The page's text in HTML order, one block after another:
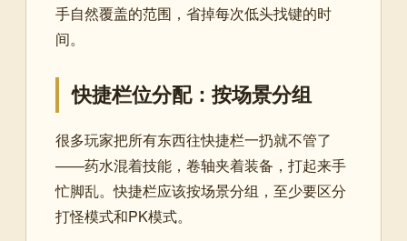
手自然覆盖的范围，省掉每次低头找键的时
间。
快捷栏位分配：按场景分组
很多玩家把所有东西往快捷栏一扔就不管了
——药水混着技能，卷轴夹着装备，打起来手
忙脚乱。快捷栏应该按场景分组，至少要区分
打怪模式和PK模式。